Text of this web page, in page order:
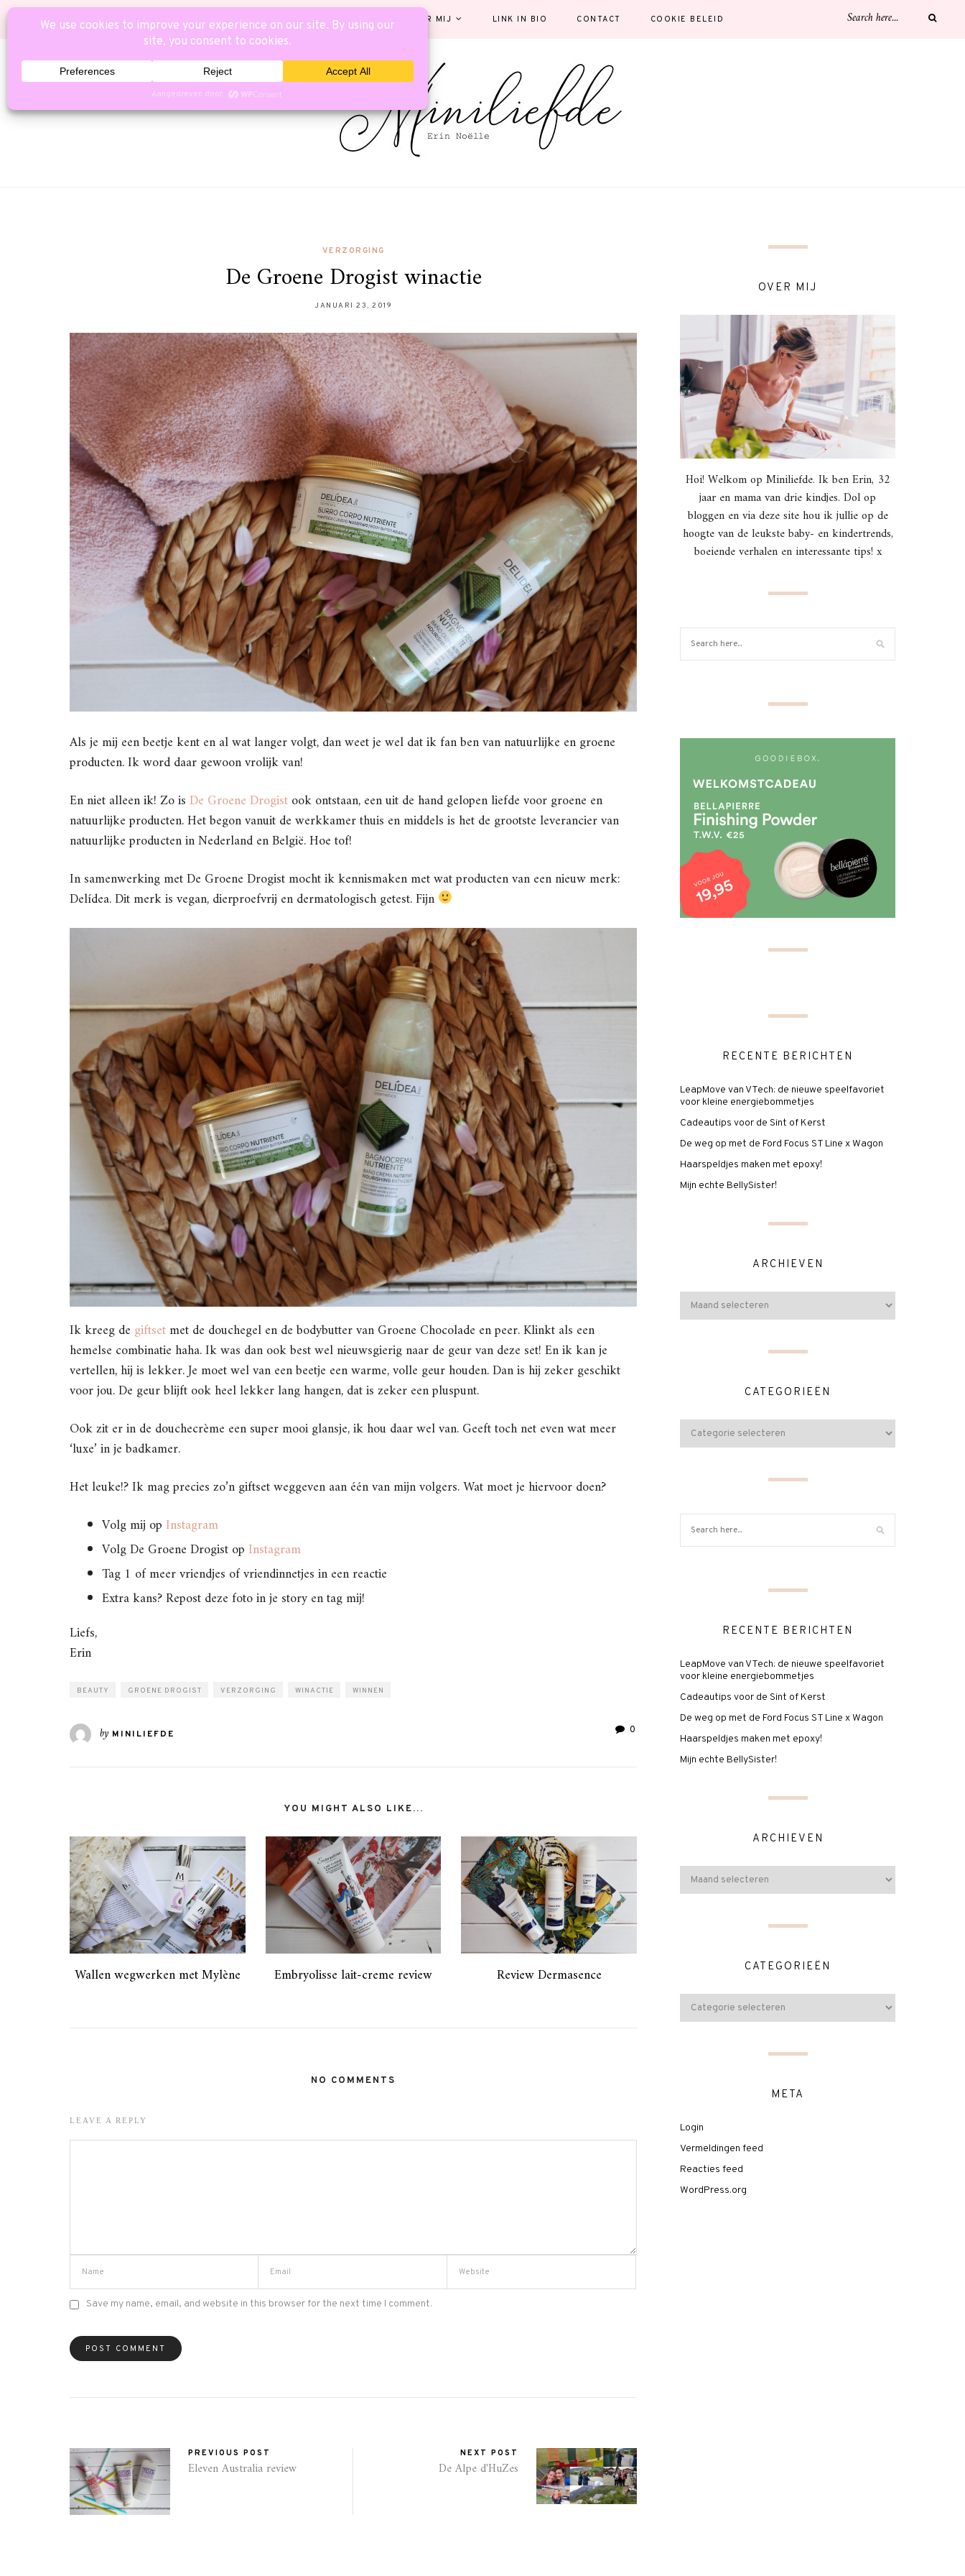
CATEGORIEËN OVER MIJ LINK IN BIO CONTACT COOKIE BELEID
VERZORGING
De Groene Drogist winactie
JANUARI 23, 2019
Als je mij een beetje kent en al wat langer volgt, dan weet je wel dat ik fan ben van natuurlijke en groene
producten. Ik word daar gewoon vrolijk van!
En niet alleen ik! Zo is De Groene Drogistook ontstaan, een uit de hand gelopen liefde voor groene en
natuurlijke producten. Het begon vanuit de werkkamer thuis en middels is het de grootste leverancier van
natuurlijke producten in Nederland en België. Hoe tof!
In samenwerking met De Groene Drogist mocht ik kennismaken met wat producten van een nieuw merk:
Delídea. Dit merk is vegan, dierproefvrij en dermatologisch getest. Fijn
Ik kreeg de giftsetmet de douchegel en de bodybutter van Groene Chocolade en peer. Klinkt als een
hemelse combinatie haha. Ik was dan ook best wel nieuwsgierig naar de geur van deze set! En ik kan je
vertellen, hij is lekker. Je moet wel van een beetje een warme, volle geur houden. Dan is hij zeker geschikt
voor jou. De geur blijft ook heel lekker lang hangen, dat is zeker een pluspunt.
Ook zit er in de douchecrème een super mooi glansje, ik hou daar wel van. Geeft toch net even wat meer
‘luxe’ in je badkamer.
Het leuke!? Ik mag precies zo’n giftset weggeven aan één van mijn volgers. Wat moet je hiervoor doen?
Volg mij op Instagram
Volg De Groene Drogist op Instagram
Tag 1 of meer vriendjes of vriendinnetjes in een reactie
Extra kans? Repost deze foto in je story en tag mij!
Liefs,
Erin
BEAUTY GROENE DROGIST VERZORGING WINACTIE WINNEN
by MINILIEFDE 0
YOU MIGHT ALSO LIKE...
Wallen wegwerken met Mylène Embryolisse lait-creme review Review Dermasence
NO COMMENTS
LEAVE A REPLY
Save my name, email, and website in this browser for the next time I comment.
PREVIOUS POST
Eleven Australia review
NEXT POST
De Alpe d'HuZes
OVER MIJ
Hoi! Welkom op Miniliefde. Ik ben Erin, 32
jaar en mama van drie kindjes. Dol op
bloggen en via deze site hou ik jullie op de
hoogte van de leukste baby- en kindertrends,
boeiende verhalen en interessante tips! x
RECENTE BERICHTEN
LeapMove van VTech: de nieuwe speelfavoriet
voor kleine energiebommetjes
Cadeautips voor de Sint of Kerst
De weg op met de Ford Focus ST Line x Wagon
Haarspeldjes maken met epoxy!
Mijn echte BellySister!
ARCHIEVEN
CATEGORIEËN
RECENTE BERICHTEN
LeapMove van VTech: de nieuwe speelfavoriet
voor kleine energiebommetjes
Cadeautips voor de Sint of Kerst
De weg op met de Ford Focus ST Line x Wagon
Haarspeldjes maken met epoxy!
Mijn echte BellySister!
ARCHIEVEN
CATEGORIEËN
META
Login
Vermeldingen feed
Reacties feed
WordPress.org